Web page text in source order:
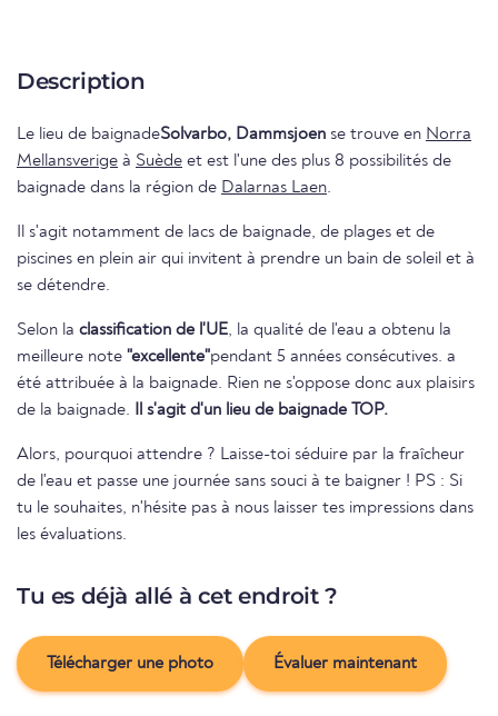
Description
Le lieu de baignadeSolvarbo, Dammsjoen se trouve en Norra
Mellansverige à Suède et est l'une des plus 8 possibilités de
baignade dans la région de Dalarnas Laen.
Il s'agit notamment de lacs de baignade, de plages et de
piscines en plein air qui invitent à prendre un bain de soleil et à
se détendre.
Selon la classification de l'UE, la qualité de l'eau a obtenu la
meilleure note "excellente"pendant 5 années consécutives. a
été attribuée à la baignade. Rien ne s'oppose donc aux plaisirs
de la baignade. Il s'agit d'un lieu de baignade TOP.
Alors, pourquoi attendre ? Laisse-toi séduire par la fraîcheur
de l'eau et passe une journée sans souci à te baigner ! PS : Si
tu le souhaites, n'hésite pas à nous laisser tes impressions dans
les évaluations.
Tu es déjà allé à cet endroit ?
Télécharger une photo Évaluer maintenant